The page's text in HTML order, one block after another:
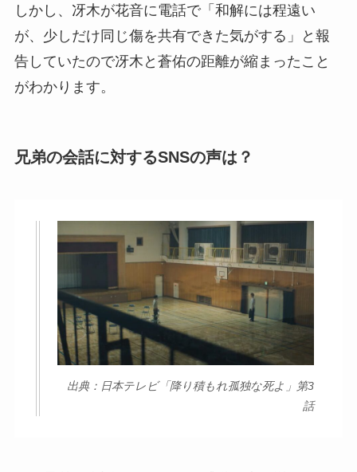
しかし、冴木が花音に電話で「和解には程遠い
が、少しだけ同じ傷を共有できた気がする」と報
告していたので冴木と蒼佑の距離が縮まったこと
がわかります。
兄弟の会話に対するSNSの声は？
出典：日本テレビ「降り積もれ孤独な死よ」第3
話